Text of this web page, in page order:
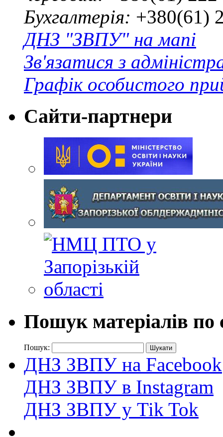
Бухгалтерія: +380(61)
ДНЗ "ЗВПУ" на мапі
Зв'язатися з
Графік особистого
Сайти-партнери
Пошук матеріалів по
Пошук:
ДНЗ ЗВПУ на Facebook
ДНЗ ЗВПУ в Instagram
ДНЗ ЗВПУ у Tik Tok